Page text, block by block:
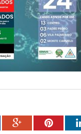
Google+